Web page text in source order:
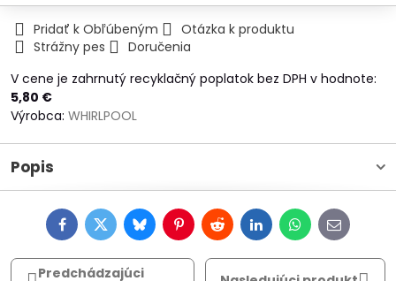
Pridať k Obľúbeným
Otázka k produktu
Strážny pes
Doručenia
V cene je zahrnutý recyklačný poplatok bez DPH v hodnote:
5,80 €
Výrobca: WHIRLPOOL
Popis
FacebookTwitterBlueskyPinterestRedditLinkedInWhatsApp
E-
mail
Predchádzajúci